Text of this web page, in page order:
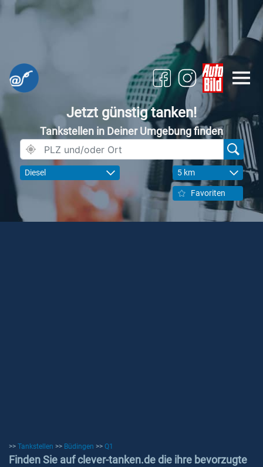
Jetzt günstig tanken!
Tankstellen in Deiner Umgebung finden
Diesel 5 km
Favoriten
>> Tankstellen >> Büdingen >> Q1
Finden Sie auf clever-tanken.de die ihre bevorzugte